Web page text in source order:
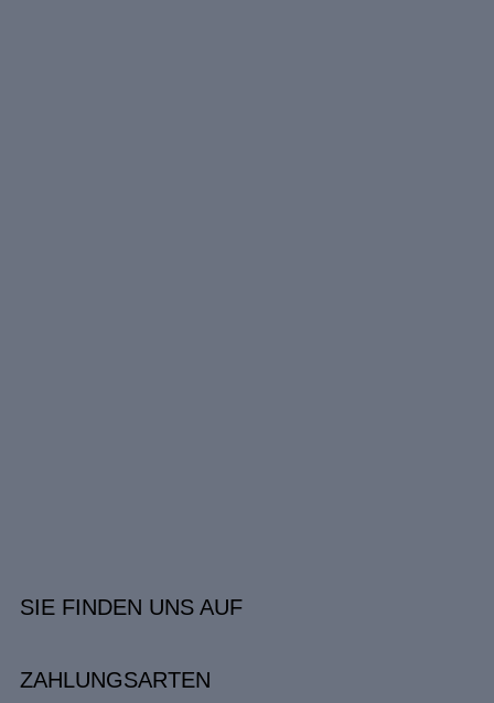
SIE FINDEN UNS AUF
ZAHLUNGSARTEN